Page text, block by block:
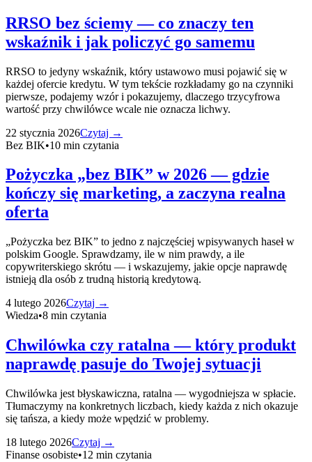
RRSO bez ściemy — co znaczy ten
wskaźnik i jak policzyć go samemu
RRSO to jedyny wskaźnik, który ustawowo musi pojawić się w
każdej ofercie kredytu. W tym tekście rozkładamy go na czynniki
pierwsze, podajemy wzór i pokazujemy, dlaczego trzycyfrowa
wartość przy chwilówce wcale nie oznacza lichwy.
22 stycznia 2026Czytaj →
Bez BIK•10 min czytania
Pożyczka „bez BIK” w 2026 — gdzie
kończy się marketing, a zaczyna realna
oferta
„Pożyczka bez BIK” to jedno z najczęściej wpisywanych haseł w
polskim Google. Sprawdzamy, ile w nim prawdy, a ile
copywriterskiego skrótu — i wskazujemy, jakie opcje naprawdę
istnieją dla osób z trudną historią kredytową.
4 lutego 2026Czytaj →
Wiedza•8 min czytania
Chwilówka czy ratalna — który produkt
naprawdę pasuje do Twojej sytuacji
Chwilówka jest błyskawiczna, ratalna — wygodniejsza w spłacie.
Tłumaczymy na konkretnych liczbach, kiedy każda z nich okazuje
się tańsza, a kiedy może wpędzić w problemy.
18 lutego 2026Czytaj →
Finanse osobiste•12 min czytania